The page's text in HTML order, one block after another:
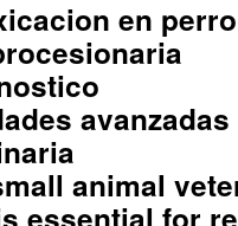
en
animal
essential for